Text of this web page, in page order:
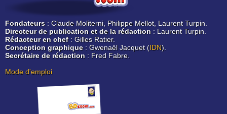
Fondateurs : Claude Moliterni, Philippe Mellot, Laurent Turpin.
Directeur de publication et de la rédaction : Laurent Turpin.
Rédacteur en chef: Gilles Ratier.
Conception graphique: Gwenaël Jacquet (IDN).
Secrétaire de rédaction : Fred Fabre.
Mode d'emploi